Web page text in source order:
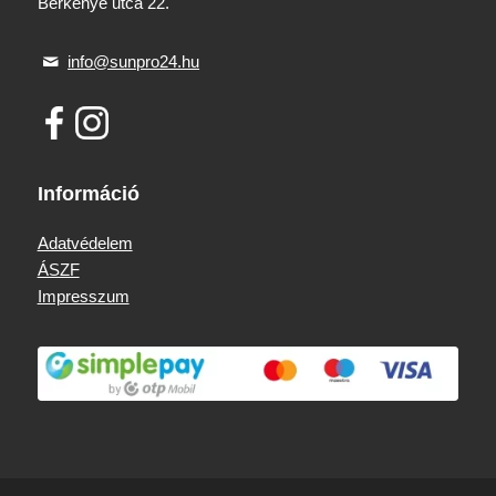
info@sunpro24.hu
Információ
Adatvédelem
ÁSZF
Impresszum